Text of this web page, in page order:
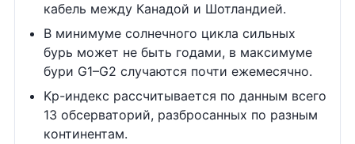
кабель между Канадой и Шотландией.
В минимуме солнечного цикла сильных
бурь может не быть годами, в максимуме
бури G1–G2 случаются почти ежемесячно.
Kp-индекс рассчитывается по данным всего
13 обсерваторий, разбросанных по разным
континентам.